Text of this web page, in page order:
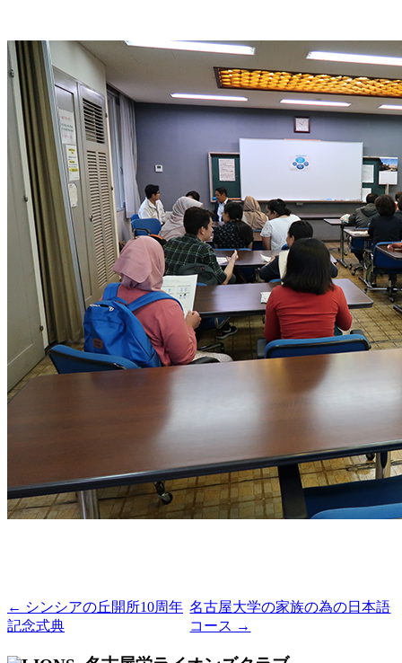
← シンシアの丘開所10周年
記念式典
名古屋大学の家族の為の日本語
コース →